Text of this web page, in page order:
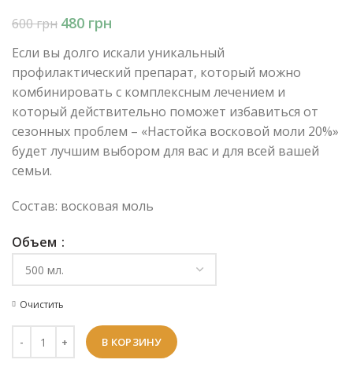
600грн 480 грн
Если вы долго искали уникальный
профилактический препарат, который можно
комбинировать с комплексным лечением и
который действительно поможет избавиться от
сезонных проблем – «Настойка восковой моли 20%»
будет лучшим выбором для вас и для всей вашей
семьи.
Состав: восковая моль
Объем
Очистить
В КОРЗИНУ